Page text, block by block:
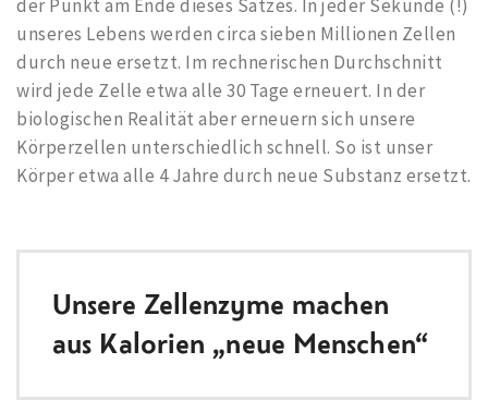
der Punkt am Ende dieses Satzes. In jeder Sekunde (!)
unseres Lebens werden circa sieben Millionen Zellen
durch neue ersetzt. Im rechnerischen Durchschnitt
wird jede Zelle etwa alle 30 Tage erneuert. In der
biologischen Realität aber erneuern sich unsere
Körperzellen unterschiedlich schnell. So ist unser
Körper etwa alle 4 Jahre durch neue Substanz ersetzt.
Unsere Zellenzyme machen
aus Kalorien „neue Menschen“